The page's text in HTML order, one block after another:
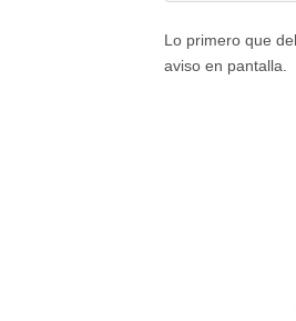
Lo primero que
aviso en pantalla.